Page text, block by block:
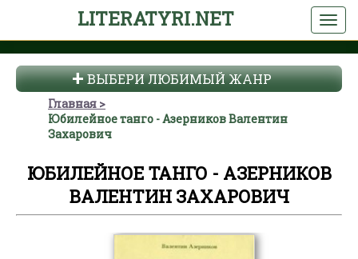
LITERATYRI.NET
ВЫБЕРИ ЛЮБИМЫЙ ЖАНР
Главная
Юбилейное танго - Азерников Валентин
Захарович
ЮБИЛЕЙНОЕ ТАНГО - АЗЕРНИКОВ
ВАЛЕНТИН ЗАХАРОВИЧ